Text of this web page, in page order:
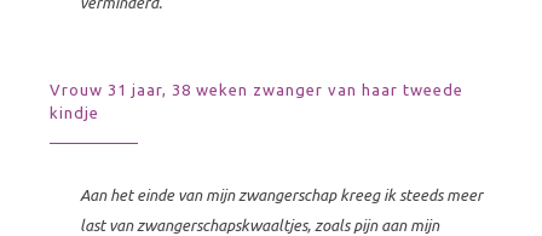
Vrouw 31 jaar, 38 weken zwanger van haar tweede
kindje
Aan het einde van mijn zwangerschap kreeg ik steeds meer
last van zwangerschapskwaaltjes, zoals pijn aan mijn